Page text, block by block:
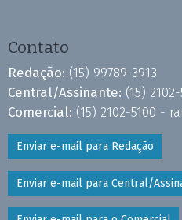
Contato
Redação: (15) 99789-3913
Central/Assinante: (15)
Comercial: (15) 2102-5100 -
Enviar e-mail para Redação
Enviar e-mail para Central/